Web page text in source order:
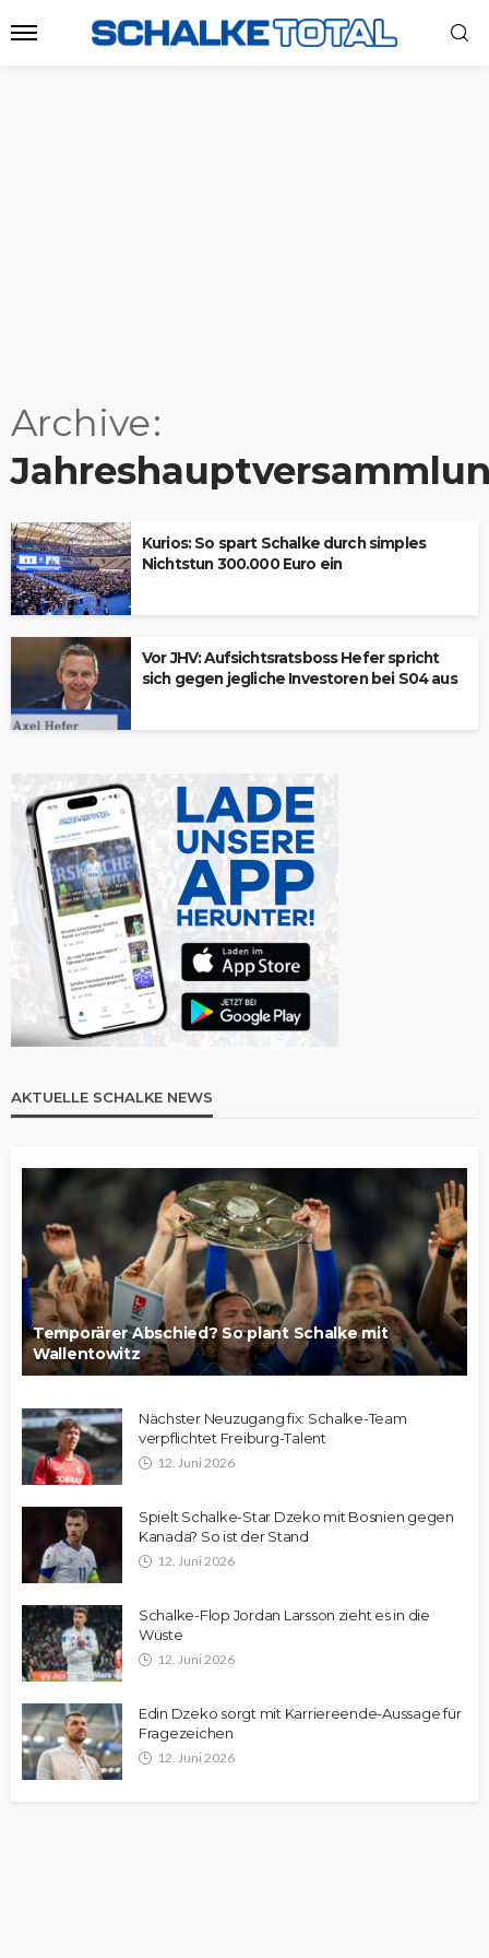
Archive
Kurios: So spart Schalke durch simples
Nichtstun 300.000 Euro ein
Vor JHV: Aufsichtsratsboss Hefer spricht
sich gegen jegliche Investoren bei S04 aus
AKTUELLE SCHALKE NEWS
Temporärer Abschied? So plant Schalke mit
Wallentowitz
Nächster Neuzugang fix: Schalke-Team
verpflichtet Freiburg-Talent
12. Juni 2026
Spielt Schalke-Star Dzeko mit Bosnien gegen
Kanada? So ist der Stand
12. Juni 2026
Schalke-Flop Jordan Larsson zieht es in die
Wüste
12. Juni 2026
Edin Dzeko sorgt mit Karriereende-Aussage für
Fragezeichen
12. Juni 2026